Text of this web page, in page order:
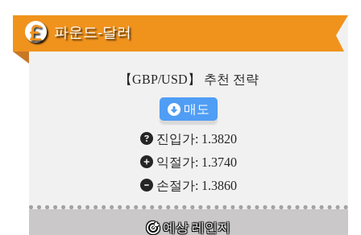
파운드-달러
【GBP/USD】 추천 전략
매도
진입가: 1.3820
익절가: 1.3740
손절가: 1.3860
예상 레인지